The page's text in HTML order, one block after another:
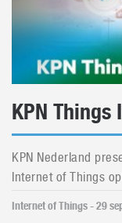
KPN Things
KPN Nederland
Internet of Things
Internet of Things - 29